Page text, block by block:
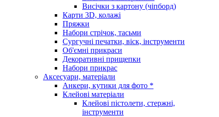
Висічки з картону (чіпборд)
Карти 3D, колажі
Пряжки
Набори стрічок, тасьми
Сургучні печатки, віск, інструменти
Об'ємні прикраси
Декоративні прищепки
Набори прикрас
Аксесуари, матеріали
Анкери, кутики для фото *
Клейові матеріали
Клейові пістолети, стержні,
інструменти